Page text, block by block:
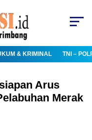
& KRIMINAL TNI –
Arus
Merak